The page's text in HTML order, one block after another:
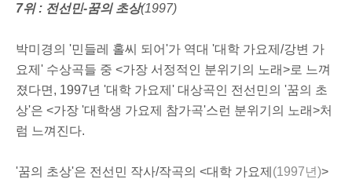
7위 : 전선민-꿈의 초상(1997)
박미경의 '민들레 홀씨 되어'가 역대 '대학 가요제/강변 가
요제' 수상곡들 중 <가장 서정적인 분위기의 노래>로 느껴
졌다면, 1997년 '대학 가요제' 대상곡인 전선민의 '꿈의 초
상'은 <가장 '대학생 가요제 참가곡'스런 분위기의 노래>처
럼 느껴진다.
'꿈의 초상'은 전선민 작사/작곡의 <대학 가요제 (1997년)>